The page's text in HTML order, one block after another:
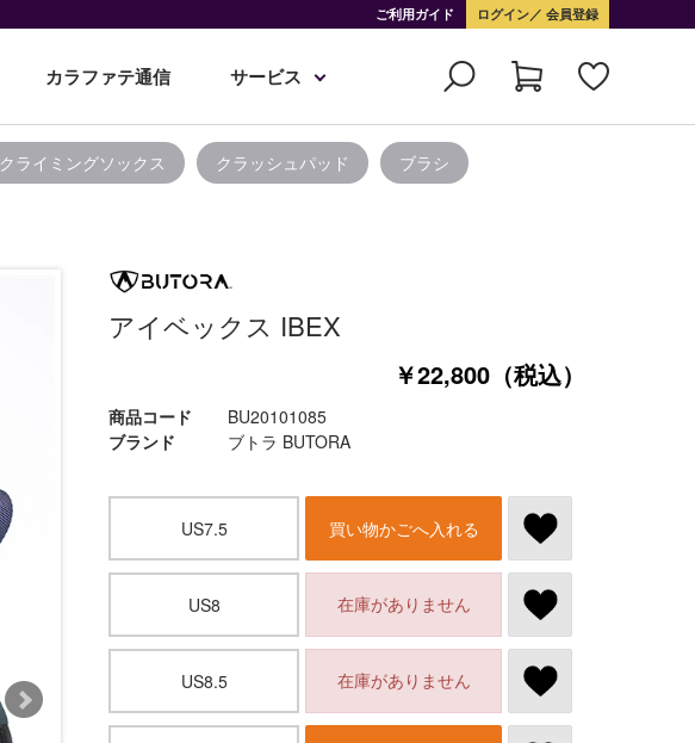
ご利用ガイド ログイン 会員登録
カラファテ通信 サービス
クライミングソックス クラッシュパッド ブラシ
アイベックス IBEX
￥22,800（税込）
商品コード
BU20101085
ブランド
ブトラ BUTORA
US7.5 買い物かごへ入れる
US8 在庫がありません
US8.5 在庫がありません